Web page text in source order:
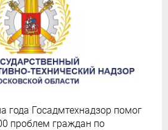
года Госадмтехнадзор помог
проблем граждан по